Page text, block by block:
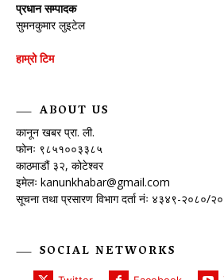
प्रधान सम्पादक
सुमनकुमार लुइटेल
हाम्रो टिम
ABOUT US
कानून खबर प्रा. ली.
फोनः ९८५१००३३८५
काठमाडौं ३२, कोटेश्वर
इमेलः kanunkhabar@gmail.com
सूचना तथा प्रसारण विभाग दर्ता नंः ४३४९-२०८०/
SOCIAL NETWORKS